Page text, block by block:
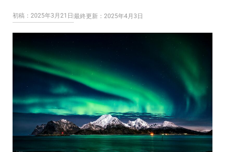
初稿：2025年3月21日 最終更新：2025年4月3日